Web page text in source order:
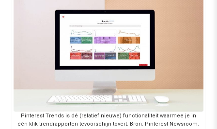
Pinterest Trends is dé (relatief nieuwe) functionaliteit waarmee je in
één klik trendrapporten tevoorschijn tovert. Bron: Pinterest Newsroom.